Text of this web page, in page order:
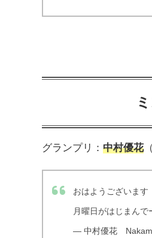
グランプリ：中村優花
おはようございます
月曜日がはじまんで
— 中村優花